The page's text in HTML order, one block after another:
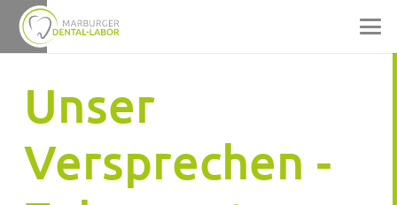
Unser
Versprechen -